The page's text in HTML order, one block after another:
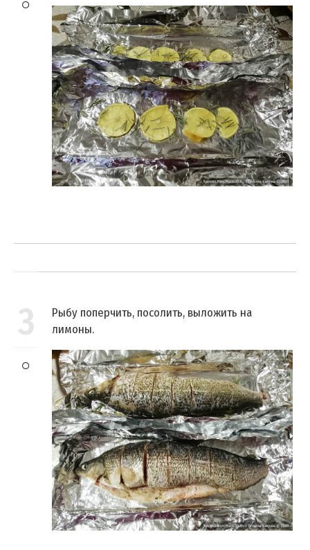
3
Рыбу поперчить, посолить, выложить на
лимоны.